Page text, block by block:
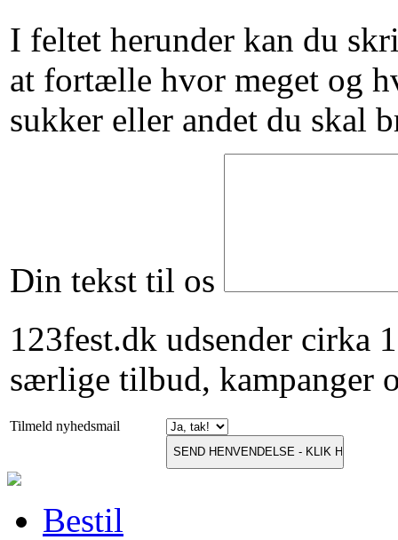
I feltet herunder kan du
at fortælle hvor meget og
sukker eller andet du skal
Din tekst til os
123fest.dk udsender cirka
særlige tilbud, kampanger
Tilmeld nyhedsmail
Bestil